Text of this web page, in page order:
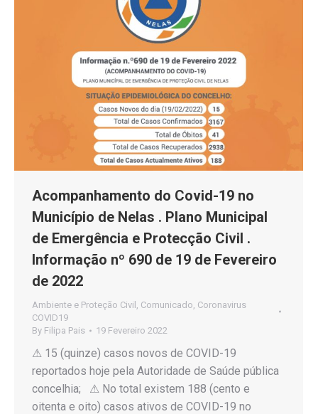
Acompanhamento do Covid-19 no
Município de Nelas . Plano Municipal
de Emergência e Protecção Civil .
Informação nº 690 de 19 de Fevereiro
de 2022
Ambiente e Proteção Civil Comunicado Coronavirus
COVID19
By Filipa Pais 19 Fevereiro 2022
⚠ 15 (quinze) casos novos de COVID-19
reportados hoje pela Autoridade de Saúde pública
concelhia; ⚠ No total existem 188 (cento e
oitenta e oito) casos ativos de COVID-19 no